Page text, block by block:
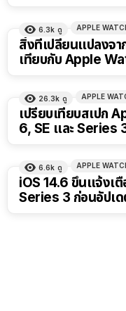
6.3k ดู APPLE
สิ่งที่เปลี่ยนแปลงจ
เทียบกับ Apple
26.3k ดู APPLE
เปรียบเทียบสเปก
6, SE และ Series
6.6k ดู APPLE
iOS 14.6 ขึ้นแจ้งเ
Series 3 ก่อนอัปเ